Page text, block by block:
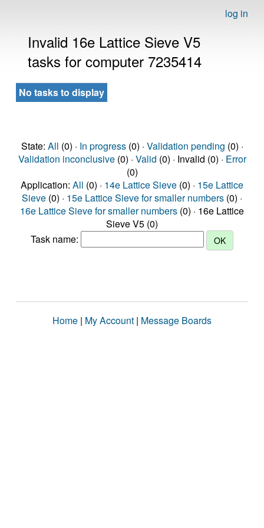
log in
Invalid 16e Lattice Sieve V5
tasks for computer 7235414
No tasks to display
State: All (0) · In progress(0) · Validation pending (0) ·
Validation inconclusive(0) · Valid (0) · Invalid (0) · Error
(0)
Application: All (0) · 14e Lattice Sieve (0) · 15e Lattice
Sieve (0) · 15e Lattice Sieve for smaller numbers (0) ·
16e Lattice Sieve for smaller numbers (0) · 16e Lattice
Sieve V5 (0)
Task name:
Home | My Account | Message Boards